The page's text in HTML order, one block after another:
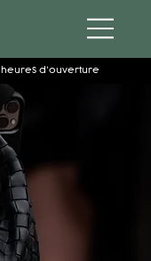
heures d'ouverture